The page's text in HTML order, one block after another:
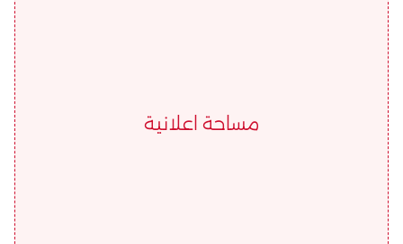
مساحة اعلانية